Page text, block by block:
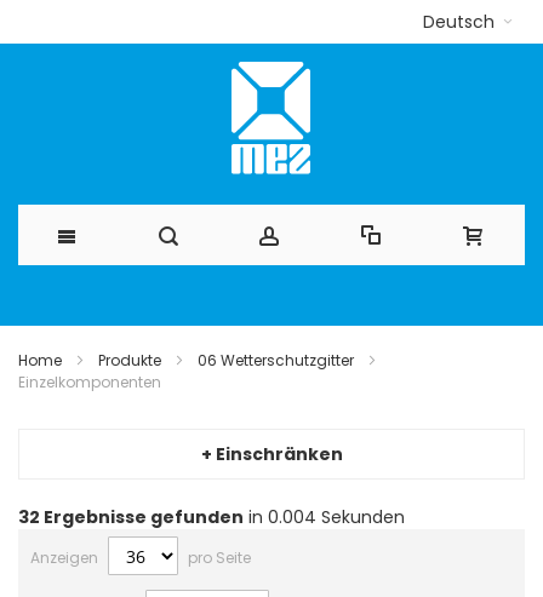
Deutsch
Inhalt
Home Produkte
06 Wetterschutzgitter
Einzelkomponenten
+ Einschränken
32 Ergebnisse gefunden in 0.004 Sekunden
Anzeigen pro Seite